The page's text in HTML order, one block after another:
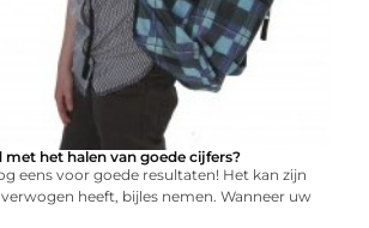
het halen van goede cijfers?
eens voor goede resultaten! Het kan zijn
heeft, bijles nemen. Wanneer uw